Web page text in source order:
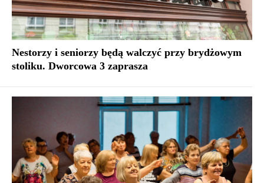
Nestorzy i seniorzy będą walczyć przy brydżowym
stoliku. Dworcowa 3 zaprasza